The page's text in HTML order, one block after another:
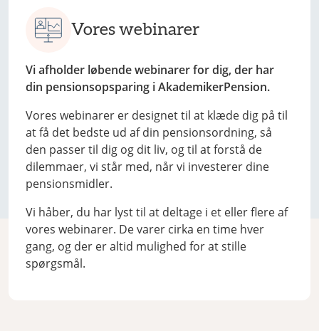
Vores webinarer
Vi afholder løbende webinarer for dig, der har
din pensionsopsparing i AkademikerPension.
Vores webinarer er designet til at klæde dig på til
at få det bedste ud af din pensionsordning, så
den passer til dig og dit liv, og til at forstå de
dilemmaer, vi står med, når vi investerer dine
pensionsmidler.
Vi håber, du har lyst til at deltage i et eller flere af
vores webinarer. De varer cirka en time hver
gang, og der er altid mulighed for at stille
spørgsmål.